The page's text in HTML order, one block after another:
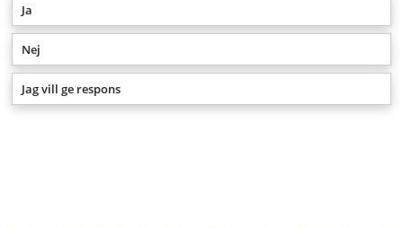
Ja
Nej
Jag vill ge respons